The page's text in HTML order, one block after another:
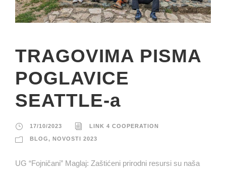
TRAGOVIMA PISMA
POGLAVICE
SEATTLE-a
17/10/2023 LINK 4 COOPERATION
BLOG, NOVOSTI 2023
UG “Fojničani” Maglaj: Zaštićeni prirodni resursi su naša